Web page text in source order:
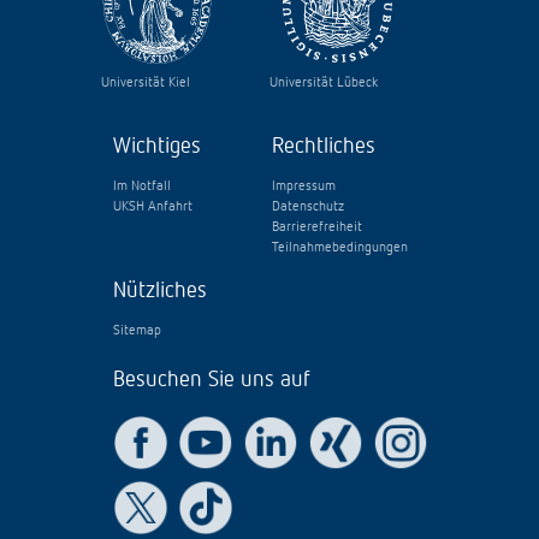
Universität Kiel Universität Lübeck
Wichtiges
Im Notfall
UKSH Anfahrt
Rechtliches
Impressum
Datenschutz
Barrierefreiheit
Teilnahmebedingungen
Nützliches
Sitemap
Besuchen Sie uns auf